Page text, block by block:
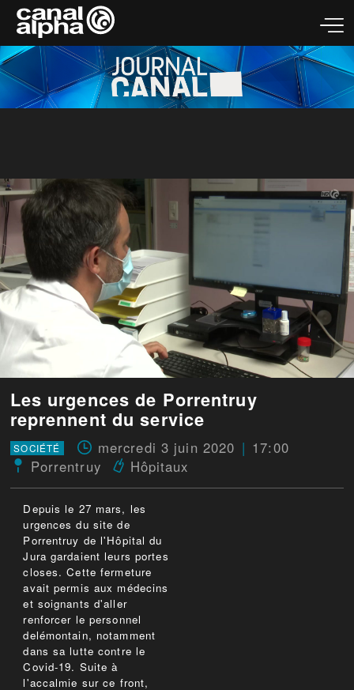
Les urgences de Porrentruy
reprennent du service
SOCIÉTÉ mercredi 3 juin 2020
17:00
Porrentruy
Hôpitaux
Depuis le 27 mars, les
urgences du site de
Porrentruy de l'Hôpital du
Jura gardaient leurs portes
closes. Cette fermeture
avait permis aux médecins
et soignants d'aller
renforcer le personnel
delémontain, notamment
dans sa lutte contre le
Covid-19. Suite à
l'accalmie sur ce front,